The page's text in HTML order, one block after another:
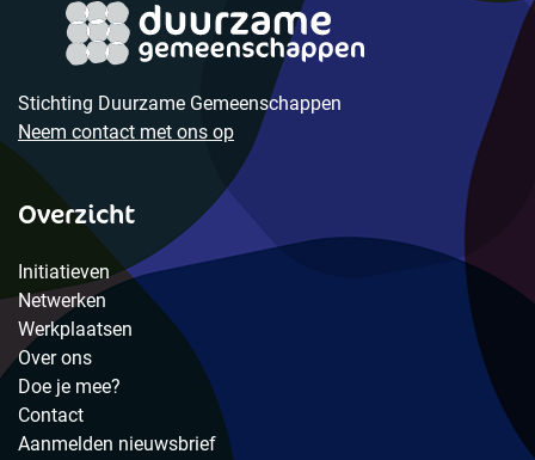
Stichting Duurzame Gemeenschappen
Neem contact met ons op
Overzicht
Initiatieven
Netwerken
Werkplaatsen
Over ons
Doe je mee?
Contact
Aanmelden nieuwsbrief